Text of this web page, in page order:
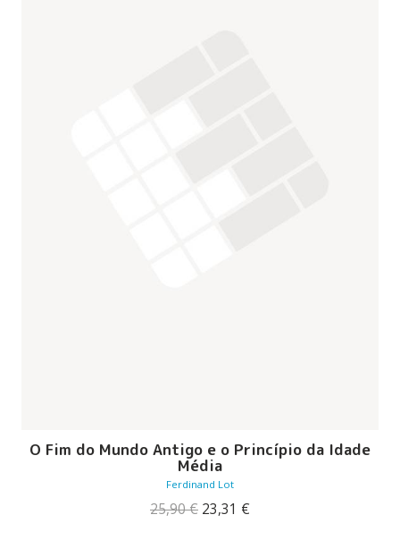
O Fim do Mundo Antigo e o Princípio da Idade
Média
Ferdinand Lot
25,90€ O
23,31 €